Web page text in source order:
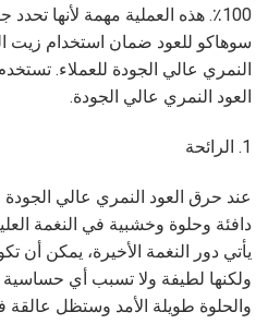
100٪. هذه العملية مهمة لأنها
سوهاكو للعود ضمان استخدام زيت
النمري عالي الجودة للعملاء.
العود النمري عالي الجودة.
1. الرائحة
عند حرق العود النمري عالي
دافئة وحلوة وخشبية في النغمة
يأتي دور النغمة الأخيرة، يمكن أن
ولكنها لطيفة ولا تسبب أي حساسية
والحلوة طويلة الأمد وستظل